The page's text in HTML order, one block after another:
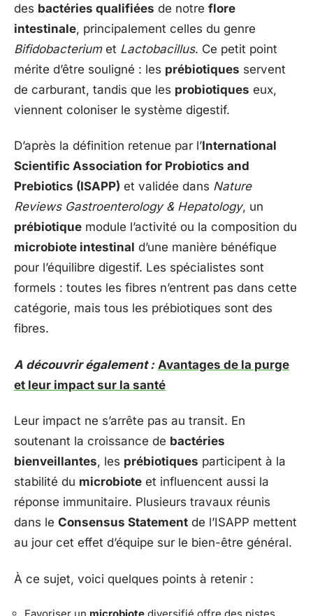
des bactéries qualifiées de notre flore
intestinale, principalement celles du genre
Bifidobacteriumet Lactobacillus. Ce petit point
mérite d’être souligné : les prébiotiques servent
de carburant, tandis que les probiotiques eux,
viennent coloniser le système digestif.
D’après la définition retenue par l’International
Scientific Association for Probiotics and
Prebiotics (ISAPP) et validée dans Nature
Reviews Gastroenterology & Hepatology, un
prébiotique module l’activité ou la composition du
microbiote intestinal d’une manière bénéfique
pour l’équilibre digestif. Les spécialistes sont
formels : toutes les fibres n’entrent pas dans cette
catégorie, mais tous les prébiotiques sont des
fibres.
A découvrir également : Avantages de la purge
et leur impact sur la santé
Leur impact ne s’arrête pas au transit. En
soutenant la croissance de bactéries
bienveillantes, les prébiotiques participent à la
stabilité du microbiote et influencent aussi la
réponse immunitaire. Plusieurs travaux réunis
dans le Consensus Statement de l’ISAPP mettent
au jour cet effet d’équipe sur le bien-être général.
À ce sujet, voici quelques points à retenir :